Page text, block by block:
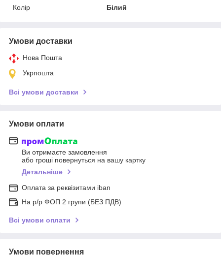
Колір
Білий
Умови доставки
Нова Пошта
Укрпошта
Всі умови доставки
Умови оплати
Ви отримаєте замовлення
або гроші повернуться на вашу картку
Детальніше
Оплата за реквізитами iban
На р/р ФОП 2 групи (БЕЗ ПДВ)
Всі умови оплати
Умови повернення